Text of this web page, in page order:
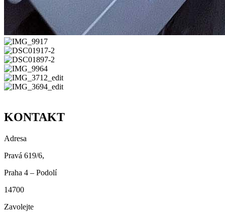
KONTAKT
Adresa
Pravá 619/6,
Praha 4 – Podolí
14700
Zavolejte